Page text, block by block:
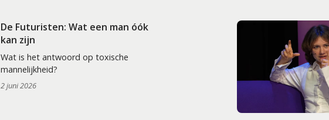
De Futuristen: Wat een man óók
kan zijn
Wat is het antwoord op toxische
mannelijkheid?
2 juni 2026